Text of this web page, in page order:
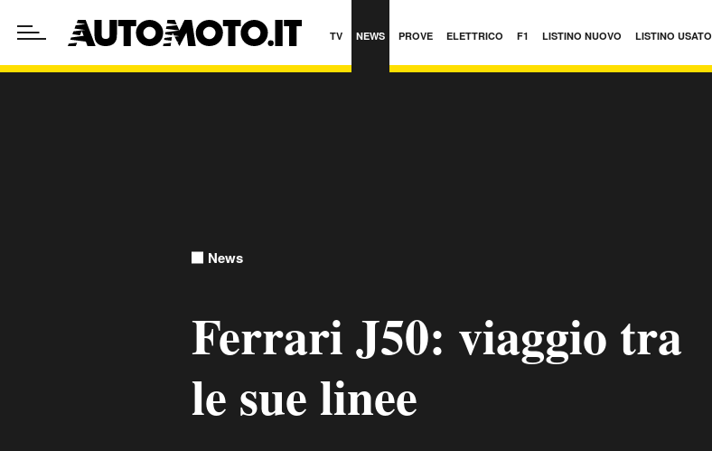
TV NEWS PROVE ELETTRICO F1 LISTINO NUOVO LISTINO USATO
News
Ferrari J50: viaggio tra
le sue linee